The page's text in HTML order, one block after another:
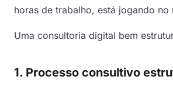
horas de trabalho, está jogando no
Uma consultoria digital bem
1. Processo consultivo